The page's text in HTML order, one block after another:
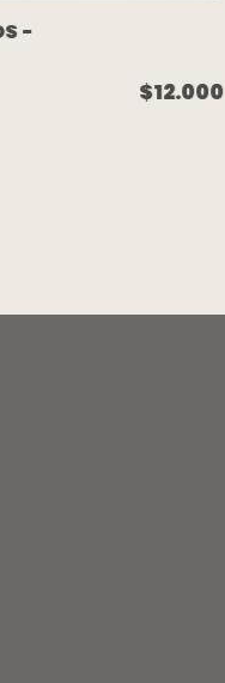
-
$12.000